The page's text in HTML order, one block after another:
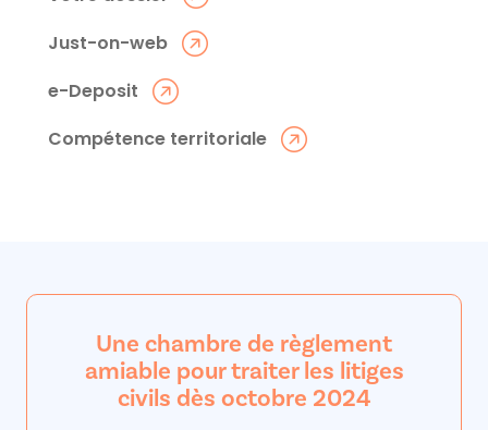
Just-on-web
e-Deposit
Compétence territoriale
Une chambre de règlement
amiable pour traiter les litiges
civils dès octobre 2024